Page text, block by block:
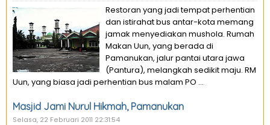
Restoran yang jadi tempat perhentian
dan istirahat bus antar-kota memang
jamak menyediakan mushola. Rumah
Makan Uun, yang berada di
Pamanukan, jalur pantai utara jawa
(Pantura), melangkah sedikit maju. RM
Uun, yang biasa jadi perhentian bus malam PO ...
Masjid Jami Nurul Hikmah, Pamanukan
Selasa, 22 Februari 2011 22:31:54